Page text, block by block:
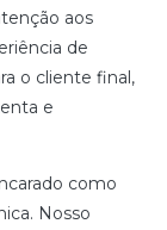
aos
de
o cliente final,
e
como
Nosso